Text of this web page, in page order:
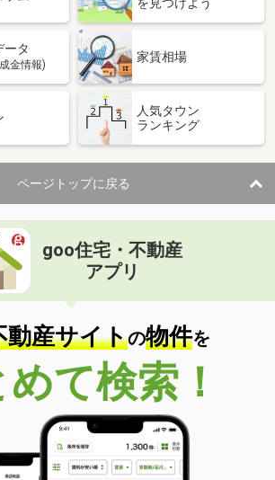
を見つけよう
ータ
金情報)
家賃相場
人気タウン
ランキング
ページトップに戻る
goo住宅・不動産
アプリ
動産サイトの物件を
めて検索！